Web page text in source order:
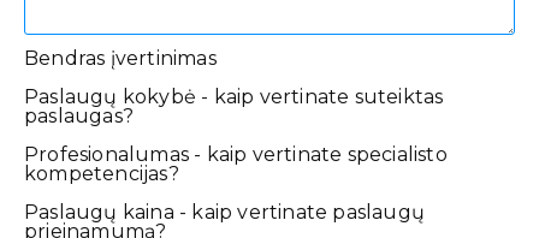
Bendras įvertinimas
Paslaugų kokybė - kaip vertinate suteiktas
paslaugas?
Profesionalumas - kaip vertinate specialisto
kompetencijas?
Paslaugų kaina - kaip vertinate paslaugų
prieinamumą?